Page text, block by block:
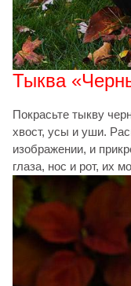
Тыква
Покрасьте тыкву
хвост, усы и уши.
изображении, и
глаза, нос и рот, их